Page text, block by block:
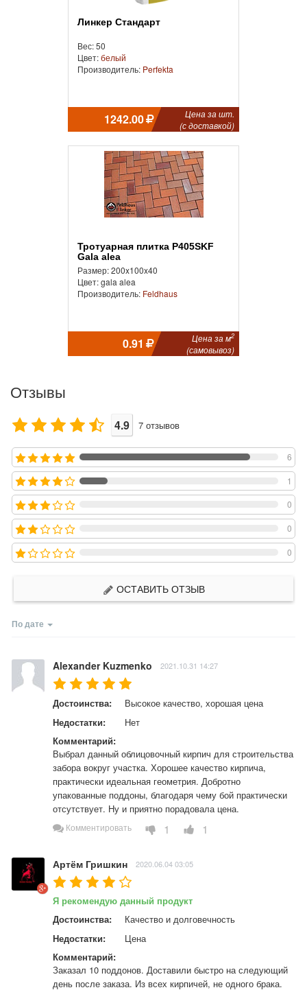
Линкер Стандарт
Вес: 50
Цвет:белый
Производитель: Perfekta
1242.00
Цена за шт.
(с доставкой)
Тротуарная плитка P405SKF
Gala alea
Размер: 200x100x40
Цвет: gala alea
Производитель: Feldhaus
0.91 Цена за м2
(самовывоз)
Отзывы
4.9 7 отзывов
6
1
0
0
0
ОСТАВИТЬ ОТЗЫВ
По дате
Alexander Kuzmenko 2021.10.31 14:27
Достоинства:
Высокое качество, хорошая цена
Недостатки:
Нет
Комментарий:
Выбрал данный облицовочный кирпич для строительства
забора вокруг участка. Хорошее качество кирпича,
практически идеальная геометрия. Добротно
упакованные поддоны, благодаря чему бой практически
отсутствует. Ну и приятно порадовала цена.
Комментировать 1 1
Артём Гришкин 2020.06.04 03:05
Я рекомендую данный продукт
Достоинства:
Качество и долговечность
Недостатки:
Цена
Комментарий:
Заказал 10 поддонов. Доставили быстро на следующий
день после заказа. Из всех кирпичей, не одного брака.